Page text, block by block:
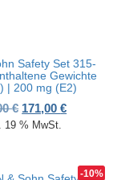
€€.
Safety Set 315-
Gewichte
| 200 mg (E2)
€ Ursprünglicher
171,00€
19 % MwSt.
-10%